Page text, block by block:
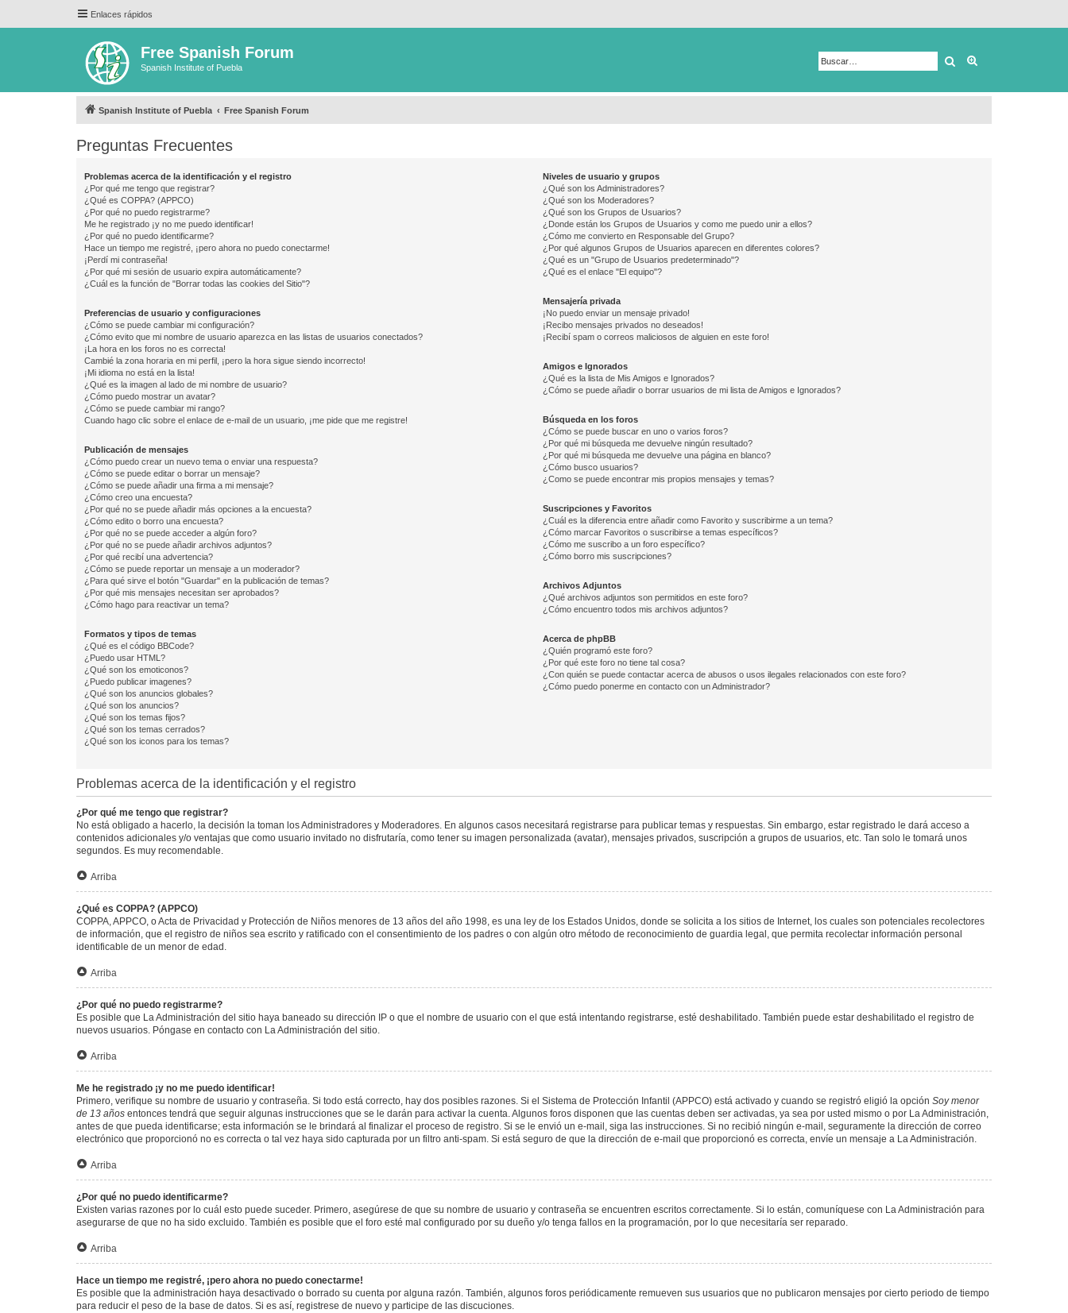
Enlaces rápidos
Free Spanish Forum
Spanish Institute of Puebla Buscar
Spanish Institute of Puebla Free Spanish Forum
Preguntas Frecuentes
Problemas acerca de la identificación y el registro
¿Por qué me tengo que registrar?
¿Qué es COPPA? (APPCO)
¿Por qué no puedo registrarme?
Me he registrado ¡y no me puedo identificar!
¿Por qué no puedo identificarme?
Hace un tiempo me registré, ¡pero ahora no puedo conectarme!
¡Perdí mi contraseña!
¿Por qué mi sesión de usuario expira automáticamente?
¿Cuál es la función de "Borrar todas las cookies del Sitio"?
Preferencias de usuario y configuraciones
¿Cómo se puede cambiar mi configuración?
¿Cómo evito que mi nombre de usuario aparezca en las listas de usuarios conectados?
¡La hora en los foros no es correcta!
Cambié la zona horaria en mi perfil, ¡pero la hora sigue siendo incorrecto!
¡Mi idioma no está en la lista!
¿Qué es la imagen al lado de mi nombre de usuario?
¿Cómo puedo mostrar un avatar?
¿Cómo se puede cambiar mi rango?
Cuando hago clic sobre el enlace de e-mail de un usuario, ¡me pide que me registre!
Publicación de mensajes
¿Cómo puedo crear un nuevo tema o enviar una respuesta?
¿Cómo se puede editar o borrar un mensaje?
¿Cómo se puede añadir una firma a mi mensaje?
¿Cómo creo una encuesta?
¿Por qué no se puede añadir más opciones a la encuesta?
¿Cómo edito o borro una encuesta?
¿Por qué no se puede acceder a algún foro?
¿Por qué no se puede añadir archivos adjuntos?
¿Por qué recibí una advertencia?
¿Cómo se puede reportar un mensaje a un moderador?
¿Para qué sirve el botón "Guardar" en la publicación de temas?
¿Por qué mis mensajes necesitan ser aprobados?
¿Cómo hago para reactivar un tema?
Formatos y tipos de temas
¿Qué es el código BBCode?
¿Puedo usar HTML?
¿Qué son los emoticonos?
¿Puedo publicar imagenes?
¿Qué son los anuncios globales?
¿Qué son los anuncios?
¿Qué son los temas fijos?
¿Qué son los temas cerrados?
¿Qué son los iconos para los temas?
Niveles de usuario y grupos
¿Qué son los Administradores?
¿Qué son los Moderadores?
¿Qué son los Grupos de Usuarios?
¿Donde están los Grupos de Usuarios y como me puedo unir a ellos?
¿Cómo me convierto en Responsable del Grupo?
¿Por qué algunos Grupos de Usuarios aparecen en diferentes colores?
¿Qué es un "Grupo de Usuarios predeterminado"?
¿Qué es el enlace "El equipo"?
Mensajería privada
¡No puedo enviar un mensaje privado!
¡Recibo mensajes privados no deseados!
¡Recibí spam o correos maliciosos de alguien en este foro!
Amigos e Ignorados
¿Qué es la lista de Mis Amigos e Ignorados?
¿Cómo se puede añadir o borrar usuarios de mi lista de Amigos e Ignorados?
Búsqueda en los foros
¿Cómo se puede buscar en uno o varios foros?
¿Por qué mi búsqueda me devuelve ningún resultado?
¿Por qué mi búsqueda me devuelve una página en blanco?
¿Cómo busco usuarios?
¿Como se puede encontrar mis propios mensajes y temas?
Suscripciones y Favoritos
¿Cuál es la diferencia entre añadir como Favorito y suscribirme a un tema?
¿Cómo marcar Favoritos o suscribirse a temas específicos?
¿Cómo me suscribo a un foro específico?
¿Cómo borro mis suscripciones?
Archivos Adjuntos
¿Qué archivos adjuntos son permitidos en este foro?
¿Cómo encuentro todos mis archivos adjuntos?
Acerca de phpBB
¿Quién programó este foro?
¿Por qué este foro no tiene tal cosa?
¿Con quién se puede contactar acerca de abusos o usos ilegales relacionados con este foro?
¿Cómo puedo ponerme en contacto con un Administrador?
Problemas acerca de la identificación y el registro
¿Por qué me tengo que registrar?
No está obligado a hacerlo, la decisión la toman los Administradores y Moderadores. En algunos casos necesitará registrarse para publicar temas y respuestas. Sin embargo, estar registrado le dará acceso a
contenidos adicionales y/o ventajas que como usuario invitado no disfrutaría, como tener su imagen personalizada (avatar), mensajes privados, suscripción a grupos de usuarios, etc. Tan solo le tomará unos
segundos. Es muy recomendable.
Arriba
¿Qué es COPPA? (APPCO)
COPPA, APPCO, o Acta de Privacidad y Protección de Niños menores de 13 años del año 1998, es una ley de los Estados Unidos, donde se solicita a los sitios de Internet, los cuales son potenciales recolectores
de información, que el registro de niños sea escrito y ratificado con el consentimiento de los padres o con algún otro método de reconocimiento de guardia legal, que permita recolectar información personal
identificable de un menor de edad.
Arriba
¿Por qué no puedo registrarme?
Es posible que La Administración del sitio haya baneado su dirección IP o que el nombre de usuario con el que está intentando registrarse, esté deshabilitado. También puede estar deshabilitado el registro de
nuevos usuarios. Póngase en contacto con La Administración del sitio.
Arriba
Me he registrado ¡y no me puedo identificar!
Primero, verifique su nombre de usuario y contraseña. Si todo está correcto, hay dos posibles razones. Si el Sistema de Protección Infantil (APPCO) está activado y cuando se registró eligió la opción Soy menor
de 13 años entonces tendrá que seguir algunas instrucciones que se le darán para activar la cuenta. Algunos foros disponen que las cuentas deben ser activadas, ya sea por usted mismo o por La Administración,
antes de que pueda identificarse; esta información se le brindará al finalizar el proceso de registro. Si se le envió un e-mail, siga las instrucciones. Si no recibió ningún e-mail, seguramente la dirección de correo
electrónico que proporcionó no es correcta o tal vez haya sido capturada por un filtro anti-spam. Si está seguro de que la dirección de e-mail que proporcionó es correcta, envíe un mensaje a La Administración.
Arriba
¿Por qué no puedo identificarme?
Existen varias razones por lo cuál esto puede suceder. Primero, asegúrese de que su nombre de usuario y contraseña se encuentren escritos correctamente. Si lo están, comuníquese con La Administración para
asegurarse de que no ha sido excluido. También es posible que el foro esté mal configurado por su dueño y/o tenga fallos en la programación, por lo que necesitaría ser reparado.
Arriba
Hace un tiempo me registré, ¡pero ahora no puedo conectarme!
Es posible que la administración haya desactivado o borrado su cuenta por alguna razón. También, algunos foros periódicamente remueven sus usuarios que no publicaron mensajes por cierto periodo de tiempo
para reducir el peso de la base de datos. Si es así, registrese de nuevo y participe de las discuciones.